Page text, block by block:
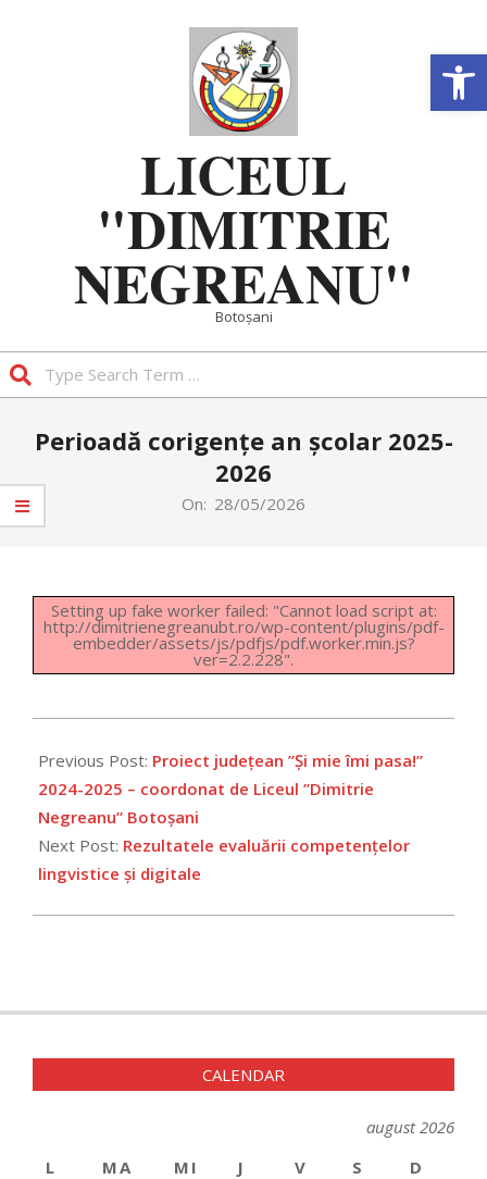
LICEUL
"DIMITRIE
NEGREANU"
Botoșani
NavigationPerioadă corigențe an școlar 2025-
2026
On: 28/05/2026
Setting up fake worker failed: "Cannot load script at:
http://dimitrienegreanubt.ro/wp-content/plugins/pdf-
embedder/assets/js/pdfjs/pdf.worker.min.js?
ver=2.2.228".
05-
28
Previous Post: Proiect județean ”Și mie îmi pasa!”
2024-2025 – coordonat de Liceul ”Dimitrie
Negreanu” Botoșani
Next Post: Rezultatele evaluării competențelor
lingvistice și digitale
CALENDAR
august 2026
L
MA MI J V S
D